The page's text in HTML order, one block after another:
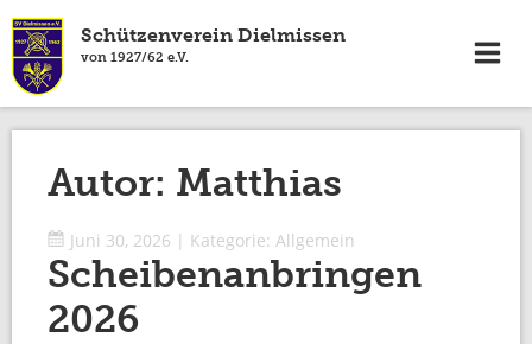
Schützenverein Dielmissen
von 1927/62 e.V.
Autor: Matthias
Juni 30, 2026 | Kategorie:Allgemein
Scheibenanbringen
2026